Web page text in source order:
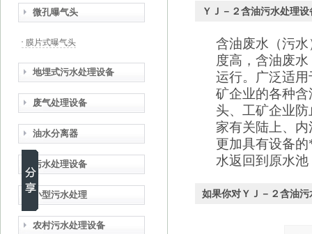
PAC加药装置工业水处理的“化学魔法师”
微孔曝气头
膜片式曝气头
地埋式污水处理设备
废气处理设备
油水分离器
污水处理设备
小型污水处理
农村污水处理设备
ＹＪ－２含油污水处理
含油废水（污
度高， 含油废
运行。广泛适
矿企业的各种
头、工矿企业
家有关陆上、
更加具有设备
水返回到原水
如果你对ＹＪ－２含油